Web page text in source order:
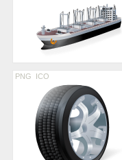
PNG ICO